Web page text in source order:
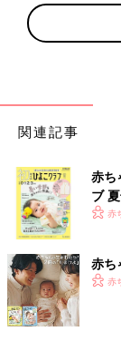
てます」
なってるので、
子どもに鍵を渡
最近はカギのつ
「そろそろ小1の
っています。本
ようか悩んでい
せで5,000円～と
関連記事
赤ち
ブ
く！
赤
赤ち
赤